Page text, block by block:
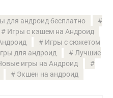
для андроид бесплатно
Игры с кэшем на Андроид
Игры с сюжетом
для андроид
Лучшие
игры на Андроид
Экшен на андроид